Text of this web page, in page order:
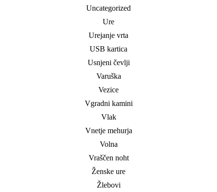
Uncategorized
Ure
Urejanje vrta
USB kartica
Usnjeni čevlji
Varuška
Vezice
Vgradni kamini
Vlak
Vnetje mehurja
Volna
Vraščen noht
Ženske ure
Žlebovi